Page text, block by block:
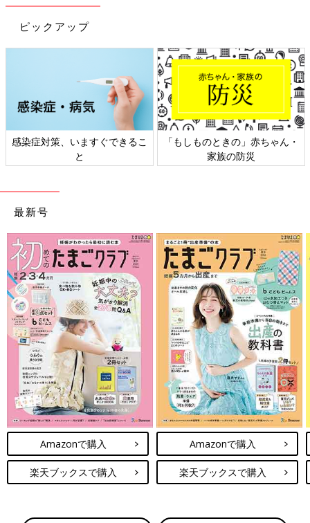
ピックアップ
感染症対策、いますぐできるこ
と
「もしものときの」赤ちゃん・
家族の防災
最新号
Amazonで購入
楽天ブックスで購入
Amazonで購入
楽天ブックスで購入